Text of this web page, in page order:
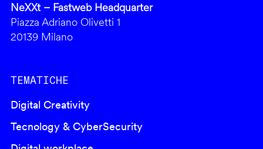
NeXXt – Fastweb Headquarter
Piazza Adriano Olivetti 1
20139 Milano
TEMATICHE
Digital Creativity
Tecnology & CyberSecurity